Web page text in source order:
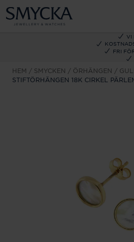
VI
FRI
HEM SMYCKEN ÖRHÄNGEN
STIFTÖRHÄNGEN 18K CIRKEL